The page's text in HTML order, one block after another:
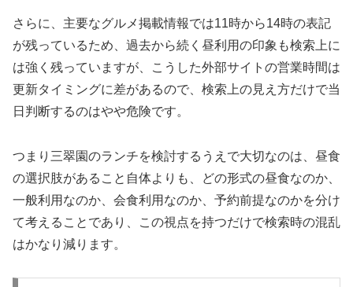
さらに、主要なグルメ掲載情報では11時から14時の表記
が残っているため、過去から続く昼利用の印象も検索上に
は強く残っていますが、こうした外部サイトの営業時間は
更新タイミングに差があるので、検索上の見え方だけで当
日判断するのはやや危険です。
つまり三翠園のランチを検討するうえで大切なのは、昼食
の選択肢があること自体よりも、どの形式の昼食なのか、
一般利用なのか、会食利用なのか、予約前提なのかを分け
て考えることであり、この視点を持つだけで検索時の混乱
はかなり減ります。